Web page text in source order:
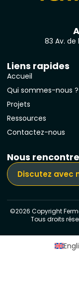
83 Av. de
Liens rapides
Accueil
Qui sommes-nous ?
Projets
Ressources
Contactez-nous
Nous
Discutez avec
©2026 Copyright
Tous droits